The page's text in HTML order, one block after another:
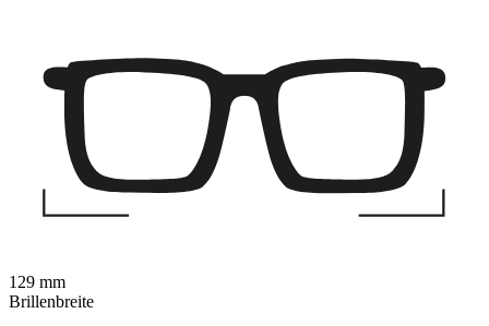
129 mm
Brillenbreite